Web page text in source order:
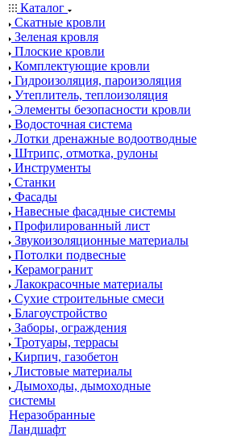
Каталог
Скатные кровли
Зеленая кровля
Плоские кровли
Комплектующие кровли
Гидроизоляция, пароизоляция
Утеплитель, теплоизоляция
Элементы безопасности кровли
Водосточная система
Лотки дренажные водоотводные
Штрипс, отмотка, рулоны
Инструменты
Станки
Фасады
Навесные фасадные системы
Профилированный лист
Звукоизоляционные материалы
Потолки подвесные
Керамогранит
Лакокрасочные материалы
Сухие строительные смеси
Благоустройство
Заборы, ограждения
Тротуары, террасы
Кирпич, газобетон
Листовые материалы
Дымоходы, дымоходные
системы
Неразобранные
Ландшафт